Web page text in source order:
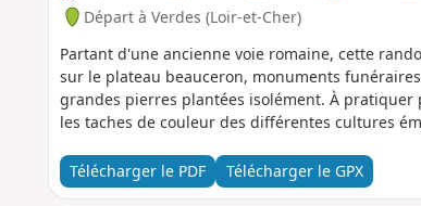
Départ à Verdes (Loir-et-Cher)
Partant d'une ancienne voie romaine, cette
sur le plateau beauceron, monuments
grandes pierres plantées isolément. À
les taches de couleur des différentes cultures
Télécharger le PDF Télécharger le GPX